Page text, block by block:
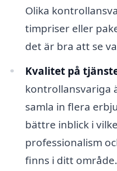
Olika
timpriser eller
det är bra att se
Kvalitet på
kontrollansvariga
samla in flera
bättre inblick i
professionalism
finns i ditt område.